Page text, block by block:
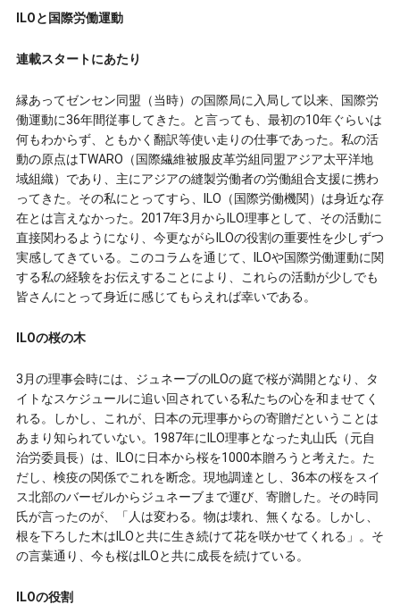
ILOと国際労働運動
連載スタートにあたり
縁あってゼンセン同盟（当時）の国際局に入局して以来、国際労
働運動に36年間従事してきた。と言っても、最初の10年ぐらいは
何もわからず、ともかく翻訳等使い走りの仕事であった。私の活
動の原点はTWARO（国際繊維被服皮革労組同盟アジア太平洋地
域組織）であり、主にアジアの縫製労働者の労働組合支援に携わ
ってきた。その私にとってすら、ILO（国際労働機関）は身近な存
在とは言えなかった。2017年3月からILO理事として、その活動に
直接関わるようになり、今更ながらILOの役割の重要性を少しずつ
実感してきている。このコラムを通じて、ILOや国際労働運動に関
する私の経験をお伝えすることにより、これらの活動が少しでも
皆さんにとって身近に感じてもらえれば幸いである。
ILOの桜の木
3月の理事会時には、ジュネーブのILOの庭で桜が満開となり、タ
イトなスケジュールに追い回されている私たちの心を和ませてく
れる。しかし、これが、日本の元理事からの寄贈だということは
あまり知られていない。1987年にILO理事となった丸山氏（元自
治労委員長）は、ILOに日本から桜を1000本贈ろうと考えた。た
だし、検疫の関係でこれを断念。現地調達とし、36本の桜をスイ
ス北部のバーゼルからジュネーブまで運び、寄贈した。その時同
氏が言ったのが、「人は変わる。物は壊れ、無くなる。しかし、
根を下ろした木はILOと共に生き続けて花を咲かせてくれる」。そ
の言葉通り、今も桜はILOと共に成長を続けている。
ILOの役割